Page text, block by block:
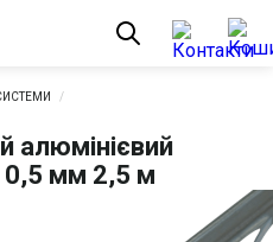
алюмінієвий
мм 2,5 м